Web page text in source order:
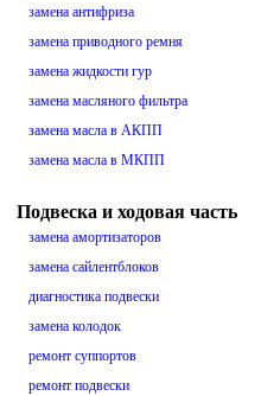
замена антифриза
замена приводного ремня
замена жидкости гур
замена масляного фильтра
замена масла в АКПП
замена масла в МКПП
Подвеска и ходовая часть
замена амортизаторов
замена сайлентблоков
диагностика подвески
замена колодок
ремонт суппортов
ремонт подвески